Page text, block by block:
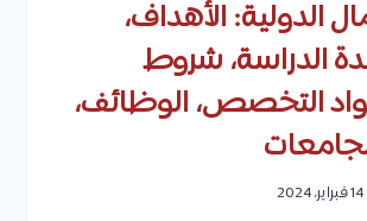
الدولية: الأهداف،
الدراسة، شروط
التخصص، الوظائف،
14 فبراير، 2024